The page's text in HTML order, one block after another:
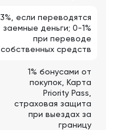
3%, если переводятся
заемные деньги; 0-1%
при переводе
собственных средств
1% бонусами от
покупок, Карта
Priority Pass,
страховая защита
при выездах за
границу